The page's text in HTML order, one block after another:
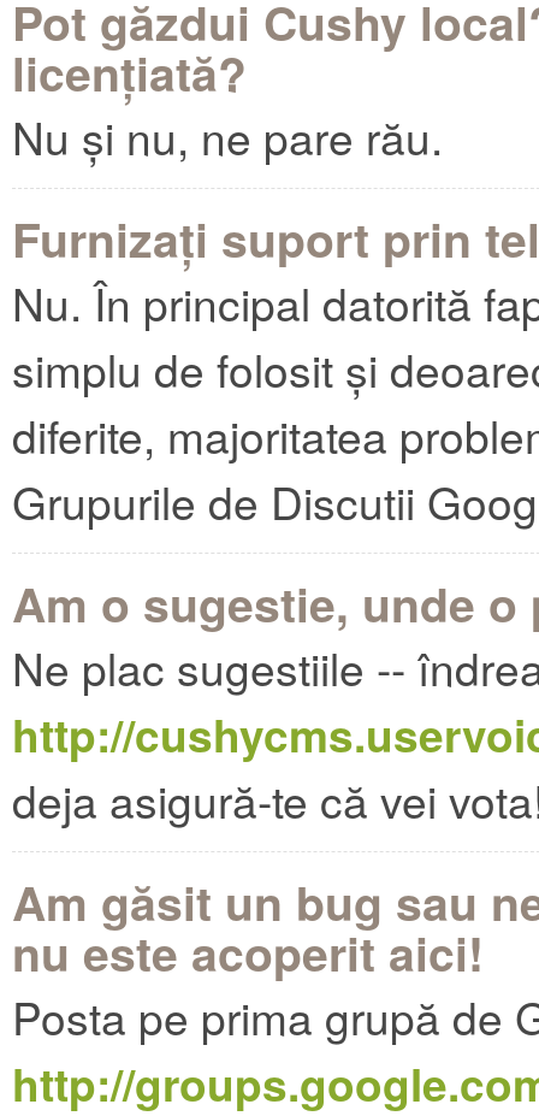
Pot găzdui Cushy
licențiată?
Nu și nu, ne pare rău.
Furnizați suport prin
Nu. În principal datorită
simplu de folosit și
diferite, majoritatea
Grupurile de Discutii
Am o sugestie, unde
Ne plac sugestiile --
http://
deja asigură-te că vei
Am găsit un bug sau
nu este acoperit aici!
Posta pe prima grupă de
http://